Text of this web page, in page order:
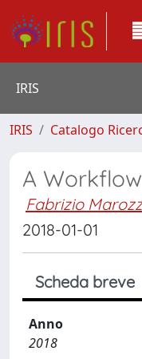
IRIS
IRIS Catalogo
A
Fabrizio
2018-01-01
Scheda breve
Anno
2018